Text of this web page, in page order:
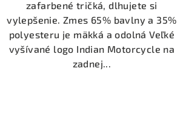
zafarbené tričká, dlhujete si
vylepšenie. Zmes 65% bavlny a 35%
polyesteru je mäkká a odolná Veľké
vyšívané logo Indian Motorcycle na
zadnej...